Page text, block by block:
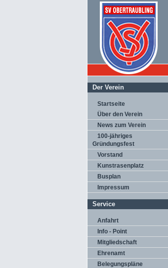
Der Verein
Startseite
Über den Verein
News zum Verein
100-jähriges
Gründungsfest
Vorstand
Kunstrasenplatz
Busplan
Impressum
Service
Anfahrt
Info - Point
Mitgliedschaft
Ehrenamt
Belegungspläne